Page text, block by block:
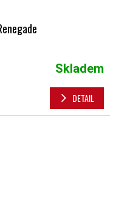
Skladem
DETAIL